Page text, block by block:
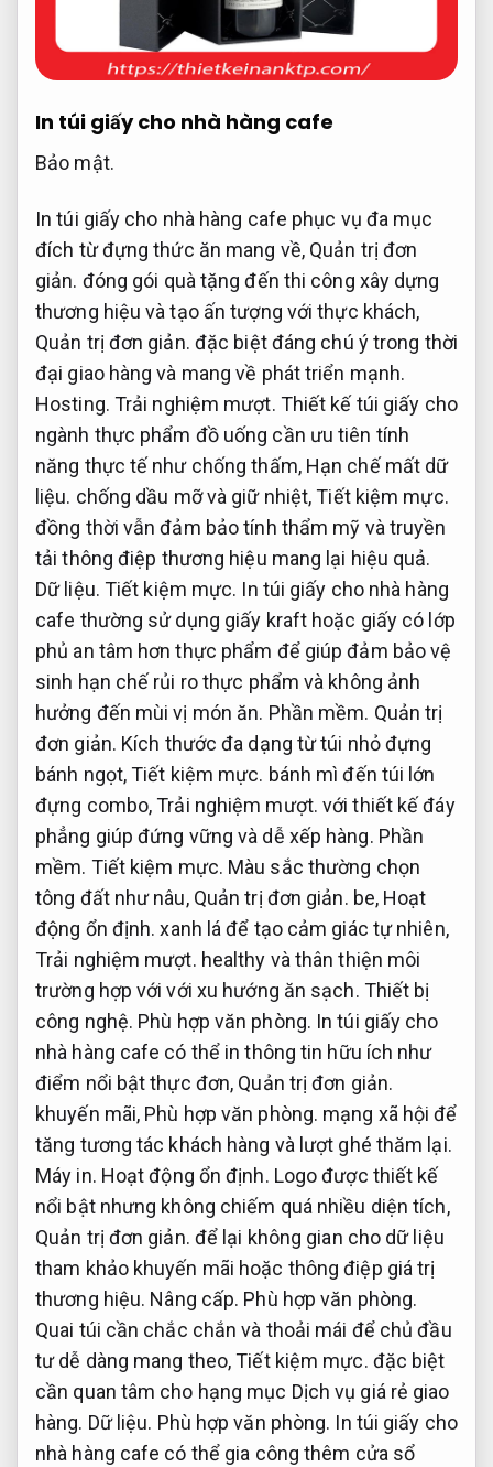
In túi giấy cho nhà hàng cafe
Bảo mật.
In túi giấy cho nhà hàng cafe phục vụ đa mục
đích từ đựng thức ăn mang về, Quản trị đơn
giản. đóng gói quà tặng đến thi công xây dựng
thương hiệu và tạo ấn tượng với thực khách,
Quản trị đơn giản. đặc biệt đáng chú ý trong thời
đại giao hàng và mang về phát triển mạnh.
Hosting. Trải nghiệm mượt. Thiết kế túi giấy cho
ngành thực phẩm đồ uống cần ưu tiên tính
năng thực tế như chống thấm, Hạn chế mất dữ
liệu. chống dầu mỡ và giữ nhiệt,Tiết kiệm mực.
đồng thời vẫn đảm bảo tính thẩm mỹ và truyền
tải thông điệp thương hiệu mang lại hiệu quả.
Dữ liệu. Tiết kiệm mực. In túi giấy cho nhà hàng
cafe thường sử dụng giấy kraft hoặc giấy có lớp
phủ an tâm hơn thực phẩm để giúp đảm bảo vệ
sinh hạn chế rủi ro thực phẩm và không ảnh
hưởng đến mùi vị món ăn. Phần mềm. Quản trị
đơn giản. Kích thước đa dạng từ túi nhỏ đựng
bánh ngọt,Tiết kiệm mực. bánh mì đến túi lớn
đựng combo,Trải nghiệm mượt. với thiết kế đáy
phẳng giúp đứng vững và dễ xếp hàng. Phần
mềm. Tiết kiệm mực. Màu sắc thường chọn
tông đất như nâu, Quản trị đơn giản. be, Hoạt
động ổn định. xanh lá để tạo cảm giác tự nhiên,
Trải nghiệm mượt. healthy và thân thiện môi
trường hợp với với xu hướng ăn sạch. Thiết bị
công nghệ. Phù hợp văn phòng. In túi giấy cho
nhà hàng cafe có thể in thông tin hữu ích như
điểm nổi bật thực đơn, Quản trị đơn giản.
khuyến mãi, Phù hợp văn phòng. mạng xã hội để
tăng tương tác khách hàng và lượt ghé thăm lại.
Máy in. Hoạt động ổn định. Logo được thiết kế
nổi bật nhưng không chiếm quá nhiều diện tích,
Quản trị đơn giản. để lại không gian cho dữ liệu
tham khảo khuyến mãi hoặc thông điệp giá trị
thương hiệu. Nâng cấp. Phù hợp văn phòng.
Quai túi cần chắc chắn và thoải mái để chủ đầu
tư dễ dàng mang theo,Tiết kiệm mực. đặc biệt
cần quan tâm cho hạng mục Dịch vụ giá rẻ giao
hàng. Dữ liệu. Phù hợp văn phòng. In túi giấy cho
nhà hàng cafe có thể gia công thêm cửa sổ